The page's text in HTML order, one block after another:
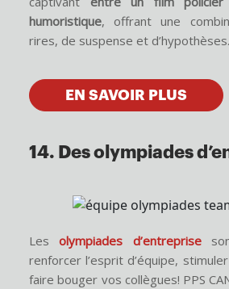
humoristique, offrant une
rires, de suspense et d’hypothèses.
EN SAVOIR PLUS
14. Des olympiades
Lesolympiades d’entreprise
renforcer l’esprit d’équipe,
faire bouger vos collègues! PPS